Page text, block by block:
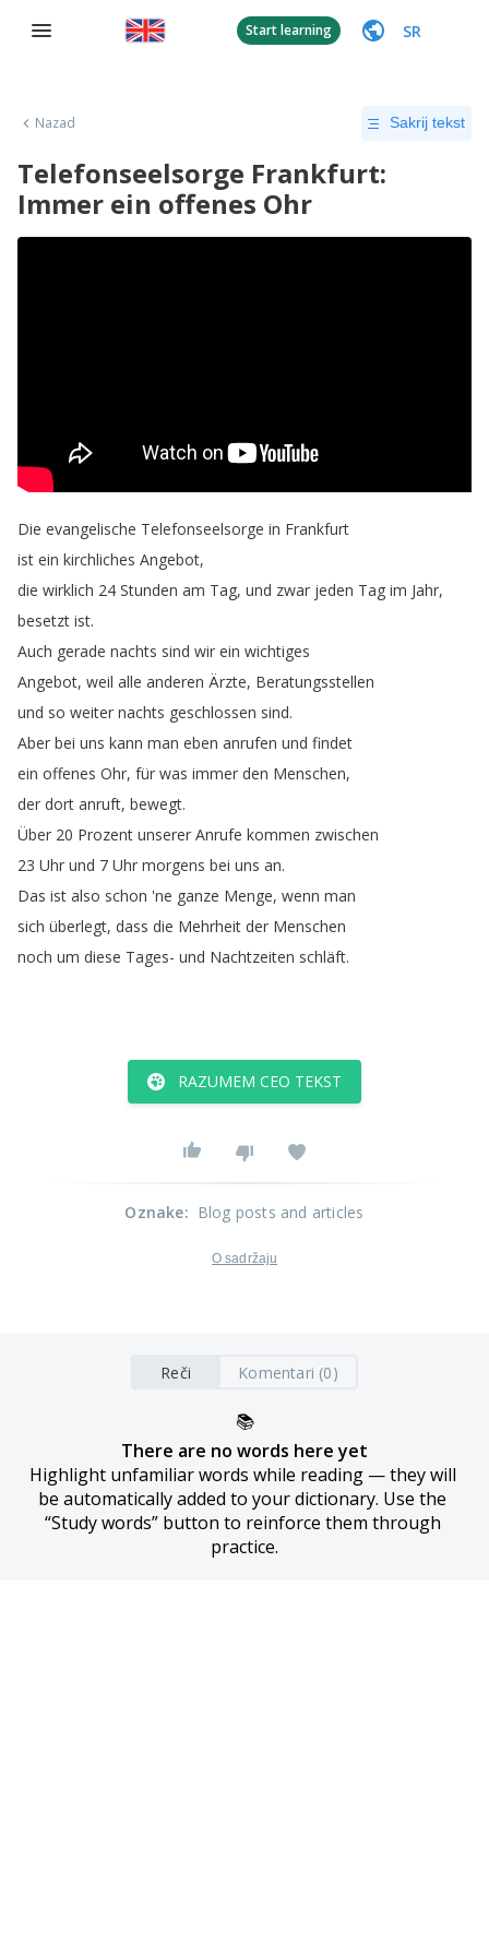
Start learning SR
Nazad Sakrij tekst
Telefonseelsorge Frankfurt:
Immer ein offenes Ohr
Die evangelische Telefonseelsorge in Frankfurt
ist ein kirchliches Angebot,
die wirklich 24 Stunden am Tag, und zwar jeden Tag im Jahr,
besetzt ist.
Auch gerade nachts sind wir ein wichtiges
Angebot, weil alle anderen Ärzte, Beratungsstellen
und so weiter nachts geschlossen sind.
Aber bei uns kann man eben anrufen und findet
ein offenes Ohr, für was immer den Menschen,
der dort anruft, bewegt.
Über 20 Prozent unserer Anrufe kommen zwischen
23 Uhr und 7 Uhr morgens bei uns an.
Das ist also schon 'ne ganze Menge, wenn man
sich überlegt, dass die Mehrheit der Menschen
noch um diese Tages- und Nachtzeiten schläft.
RAZUMEM CEO TEKST
Oznake: Blog posts and articles
O sadržaju
Reči Komentari (0)
📚
There are no words here yet
Highlight unfamiliar words while reading — they will
be automatically added to your dictionary. Use the
“Study words” button to reinforce them through
practice.